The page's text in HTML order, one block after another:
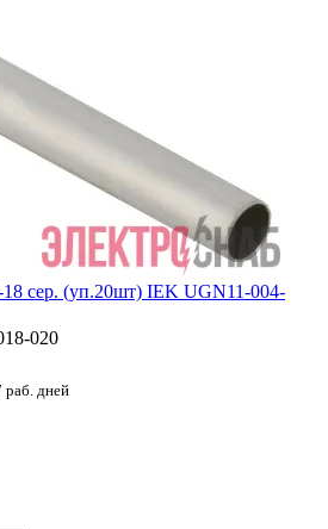
сер. (уп.20шт) IEK UGN11-004-
020
раб. дней